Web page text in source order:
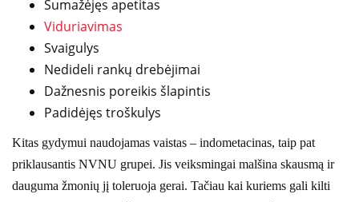
Sumažėjęs apetitas
Viduriavimas
Svaigulys
Nedideli rankų drebėjimai
Dažnesnis poreikis šlapintis
Padidėjęs troškulys
Kitas gydymui naudojamas vaistas – indometacinas, taip pat
priklausantis NVNU grupei. Jis veiksmingai malšina skausmą ir
dauguma žmonių jį toleruoja gerai. Tačiau kai kuriems gali kilti